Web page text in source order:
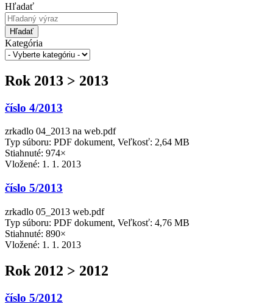
Hľadať
Hľadať
Kategória
Rok 2013 > 2013
číslo 4/2013
zrkadlo 04_2013 na web.pdf
Typ súboru: PDF dokument, Veľkosť: 2,64 MB
Stiahnuté: 974×
Vložené: 1. 1. 2013
číslo 5/2013
zrkadlo 05_2013 web.pdf
Typ súboru: PDF dokument, Veľkosť: 4,76 MB
Stiahnuté: 890×
Vložené: 1. 1. 2013
Rok 2012 > 2012
číslo 5/2012